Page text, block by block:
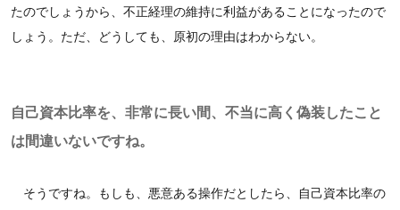
たのでしょうから、不正経理の維持に利益があることになったので
しょう。ただ、どうしても、原初の理由はわからない。
自己資本比率を、非常に長い間、不当に高く偽装したこと
は間違いないですね。
そうですね。もしも、悪意ある操作だとしたら、自己資本比率の